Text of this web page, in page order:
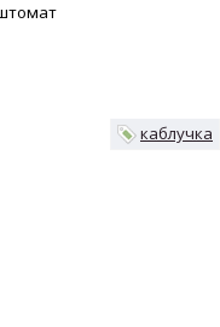
каблучка